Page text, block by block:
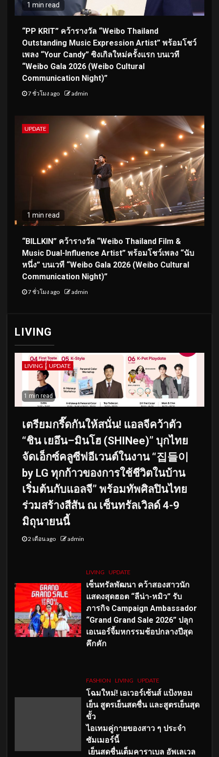
1 min read
“PP KRIT” คว้ารางวัล “Weibo Thailand
Outstanding Music Expression Artist” พร้อมโชว์
เพลง “Your Candy” ซิงเกิลใหม่ครั้งแรก บนเวที
“Weibo Gala 2026 (Weibo Cultural
Communication Night)”
7 ชั่วโมง ago admin
UPDATE
1 min read
“BILLKIN” คว้ารางวัล “Weibo Thailand Film &
Music Dual-Influence Artist” พร้อมโชว์เพลง “นับ
หนึ่ง” บนเวที “Weibo Gala 2026 (Weibo Cultural
Communication Night)”
7 ชั่วโมง ago admin
LIVING
LIVING UPDATE
1 min read
เตรียมกรี๊ดกันให้สนั่น! แอลจีคว้าตัว
“ชิน เยอึน–มินโฮ (SHINee)” บุกไทย
จัดเอ็กซ์คลูซีฟอีเวนต์ในงาน “집들이
by LG ทุกก้าวของการใช้ชีวิตในบ้าน
เริ่มต้นกับแอลจี” พร้อมทัพศิลปินไทย
ร่วมสร้างสีสัน ณ เซ็นทรัลเวิลด์ 4-9
มิถุนายนนี้
2 เดือน ago admin
LIVING UPDATE
เซ็นทรัลพัฒนา คว้าสองสาวนัก
แสดงสุดฮอต “ลีน่า-หมิว” รับ
ภารกิจ Campaign Ambassador
“Grand Grand Sale 2026” ปลุก
เอเนอร์จี้มหกรรมช้อปกลางปีสุด
คึกคัก
FASHION LIVING UPDATE
โฉมใหม่! เอเวอร์เซ้นส์ แป้งหอม
เย็น สูตรเย็นสดชื่น และสูตรเย็นสุด
ขั้ว
ไอเทมคู่กายของสาว ๆ ประจำ
ซัมเมอร์นี้
เย็นสดชื่นเต็มคาราเบล อัพเลเวล